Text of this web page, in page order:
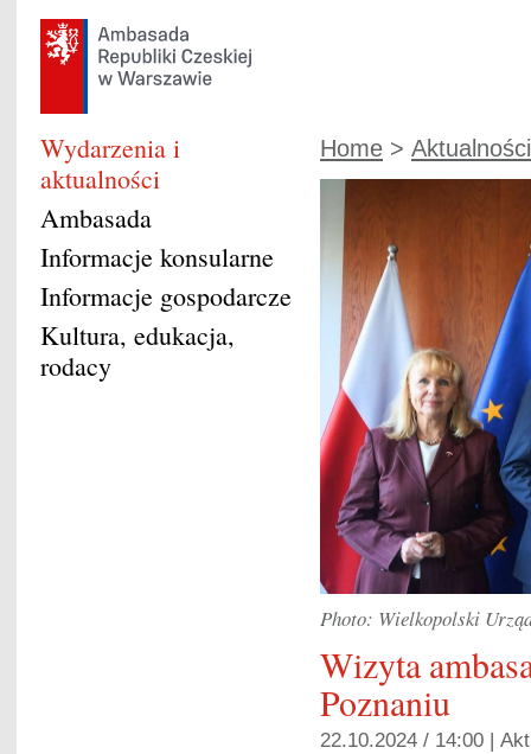
Home > Aktualności
Photo: Wielkopolski
Wizyta
Poznaniu
22.10.2024 / 14:00 |
Wydarzenia i
aktualności
Ambasada
Informacje konsularne
Informacje gospodarcze
Kultura, edukacja,
rodacy